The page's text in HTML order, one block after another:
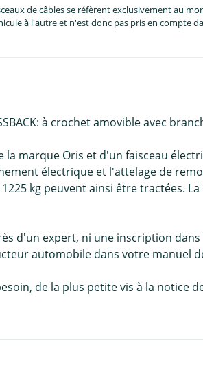
de câbles se réfèrent exclusivement au
à l'autre et n'est donc pas pris en compte
à crochet amovible avec
marque Oris et d'un faisceau
électrique et l'attelage de
kg peuvent ainsi être tractées.
d'un expert, ni une inscription
automobile dans votre manuel
de la plus petite vis à la